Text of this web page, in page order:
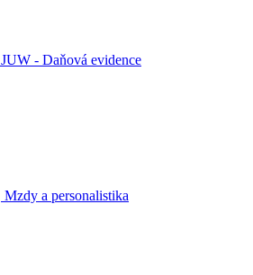
JUW - Daňová evidence
Mzdy a personalistika